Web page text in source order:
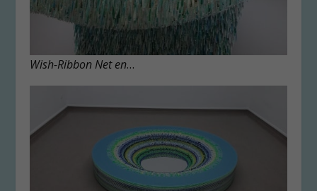
Wish-Ribbon Net en…